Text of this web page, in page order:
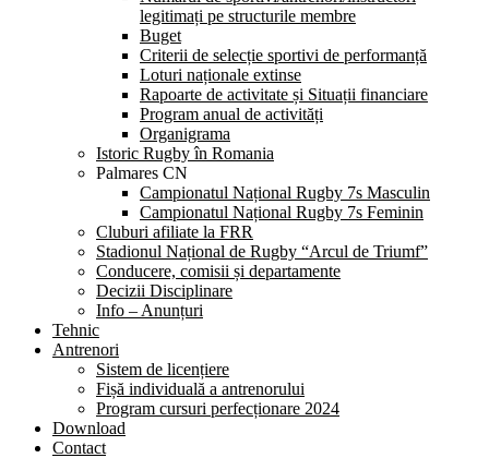
legitimați pe structurile membre
Buget
Criterii de selecție sportivi de performanță
Loturi naționale extinse
Rapoarte de activitate și Situații financiare
Program anual de activități
Organigrama
Istoric Rugby în Romania
Palmares CN
Campionatul Național Rugby 7s Masculin
Campionatul Național Rugby 7s Feminin
Cluburi afiliate la FRR
Stadionul Național de Rugby “Arcul de Triumf”
Conducere, comisii și departamente
Decizii Disciplinare
Info – Anunțuri
Tehnic
Antrenori
Sistem de licențiere
Fișă individuală a antrenorului
Program cursuri perfecționare 2024
Download
Contact